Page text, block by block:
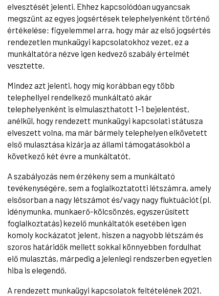
elvesztését jelenti. Ehhez kapcsolódóan ugyancsak
megszűnt az egyes jogsértések telephelyenként történő
értékelése: figyelemmel arra, hogy már az első jogsértés
rendezetlen munkaügyi kapcsolatokhoz vezet, ez a
munkáltatóra nézve igen kedvező szabály értelmét
vesztette.
Mindez azt jelenti, hogy míg korábban egy több
telephellyel rendelkező munkáltató akár
telephelyenként is elmulaszthatott 1-1 bejelentést,
anélkül, hogy rendezett munkaügyi kapcsolati státusza
elveszett volna, ma már bármely telephelyen elkövetett
első mulasztása kizárja az állami támogatásokból a
következő két évre a munkáltatót.
A szabályozás nem érzékeny sem a munkáltató
tevékenységére, sem a foglalkoztatotti létszámra, amely
elsősorban a nagy létszámot és/vagy nagy fluktuációt (pl.
idénymunka, munkaerő-kölcsönzés, egyszerűsített
foglalkoztatás) kezelő munkáltatók esetében igen
komoly kockázatot jelent, hiszen a nagyobb létszám és
szoros határidők mellett sokkal könnyebben fordulhat
elő mulasztás, márpedig a jelenlegi rendszerben egyetlen
hiba is elegendő.
A rendezett munkaügyi kapcsolatok feltételének 2021.